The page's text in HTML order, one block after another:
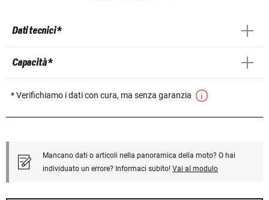
Dati tecnici *
Capacità *
* Verifichiamo i dati con cura, ma senza garanzia
Mancano dati o articoli nella panoramica della moto? O hai
individuato un errore? Informaci subito! Vai al modulo